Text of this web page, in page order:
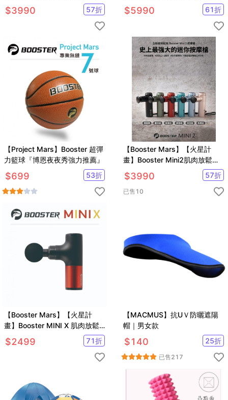
膜槍(市場最輕/保固最好)
$3990 57折
力筋膜槍 按摩槍(馬達升級/安心
保固)
$5990 61折
【Project Mars】Booster 超彈
力籃球『博恩夜夜秀強力推薦』
$699 53折
【Booster Mars】【火星計
畫】Booster Mini2肌肉放鬆迷
你強力筋膜槍 按摩槍(力道最
強、保固最好)
$3990 57折
已售 10
【Booster Mars】【火星計
畫】Booster MINI X 肌肉放鬆
迷你筋膜槍(入門首選、輕巧好
攜)
$2499 71折
【MACMUS】抗UＶ防曬遮陽
帽｜男女款
$140 25折
已售217